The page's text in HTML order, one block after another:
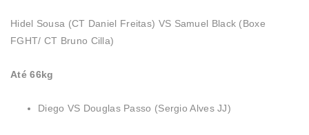
Hidel Sousa (CT Daniel Freitas) VS Samuel Black (Boxe
FGHT/ CT Bruno Cilla)
Até 66kg
Diego VS Douglas Passo (Sergio Alves JJ)